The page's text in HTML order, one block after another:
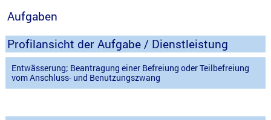
Aufgaben
Profilansicht der Aufgabe / Dienstleistung
Entwässerung; Beantragung einer Befreiung oder Teilbefreiung
vom Anschluss- und Benutzungszwang